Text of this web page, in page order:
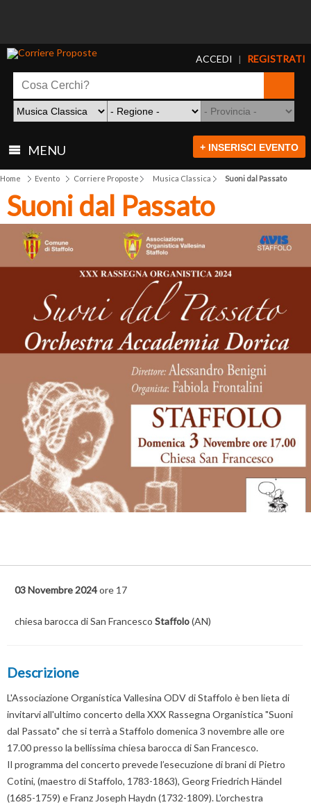
ACCEDI | REGISTRATI
MENU + INSERISCI EVENTO
Home Evento Corriere Proposte Musica Classica Suoni dal Passato
Suoni dal Passato
03 Novembre 2024ore 17
chiesa barocca di San Francesco Staffolo(AN)
Descrizione
L'Associazione Organistica Vallesina ODV di Staffolo è ben lieta di
invitarvi all'ultimo concerto della XXX Rassegna Organistica "Suoni
dal Passato" che si terrà a Staffolo domenica 3 novembre alle ore
17.00 presso la bellissima chiesa barocca di San Francesco.
Il programma del concerto prevede l’esecuzione di brani di Pietro
Cotini, (maestro di Staffolo, 1783-1863), Georg Friedrich Händel
(1685-1759) e Franz Joseph Haydn (1732-1809). L'orchestra